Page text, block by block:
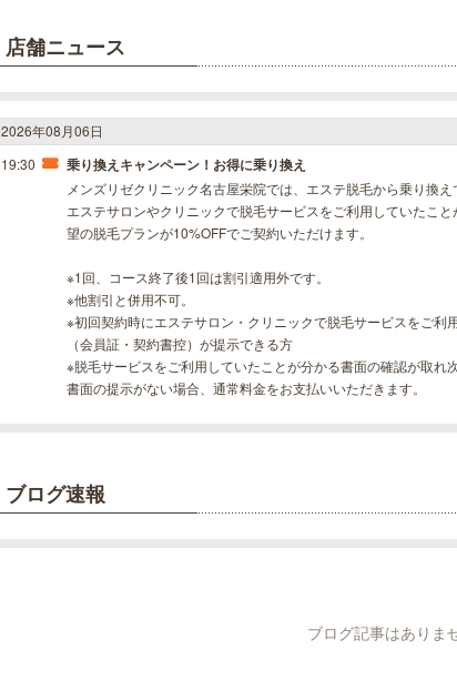
店舗ニュース
2026年08月06日
19:30
乗り換えキャンペーン！お得に乗り換え
メンズリゼクリニック名古屋栄院では、エステ脱毛から乗り換え
エステサロンやクリニックで脱毛サービスをご利用していたこ
望の脱毛プランが10%OFFでご契約いただけます。
※1回、コース終了後1回は割引適用外です。
※他割引と併用不可。
※初回契約時にエステサロン・クリニックで脱毛サービスをご利
（会員証・契約書控）が提示できる方
※脱毛サービスをご利用していたことが分かる書面の確認が取れ
書面の提示がない場合、通常料金をお支払いいただきます。
ブログ速報
ブログ記事はありま